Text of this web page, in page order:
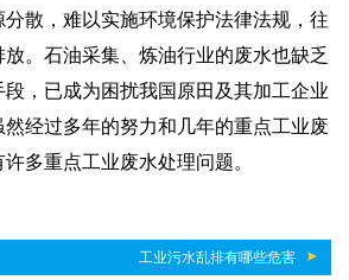
散，难以实施环境保护法律法规，往
。石油采集、炼油行业的废水也缺乏
，已成为困扰我国原田及其加工企业
经过多年的努力和几年的重点工业废
多重点工业废水处理问题。
工业污水乱排有哪些危害